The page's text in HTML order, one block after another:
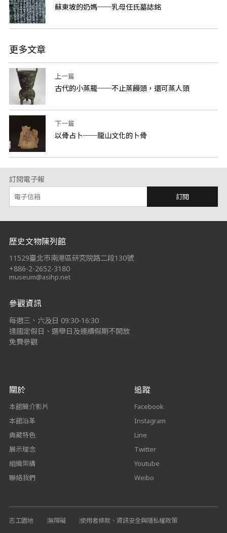
蘇東坡的奶媽──乳母任氏墓誌銘
更多文章
上一篇
古代的小蒸籠──不止蒸饅頭，還可蒸人頭
下一篇
以骨占卜──龍山文化的卜骨
訂閱電子報
訂閱
:::
歷史文物陳列館
11529臺北市南港區研究院路二段130號
+886-2-2652-3180
museum@asihp.net
參觀資訊
每週三、六及日 09:30-16:30
逢國定假日、選舉日及連續假期不開放
免費參觀
關於
本館簡介影片
本館沿革
典藏特色
展示理念
組織架構
聯絡我們
追蹤
Facebook
Instagram
Line
Twitter
Youtube
Weibo
志工園地 無障礙 使用者條款、資訊安全與隱私權政策